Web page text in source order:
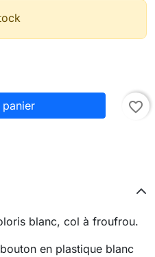
favorite_border
blanc, col à froufrou.
en plastique blanc